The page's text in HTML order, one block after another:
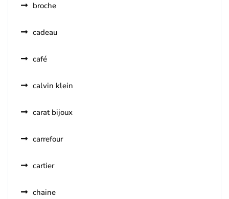
broche
cadeau
café
calvin klein
carat bijoux
carrefour
cartier
chaine